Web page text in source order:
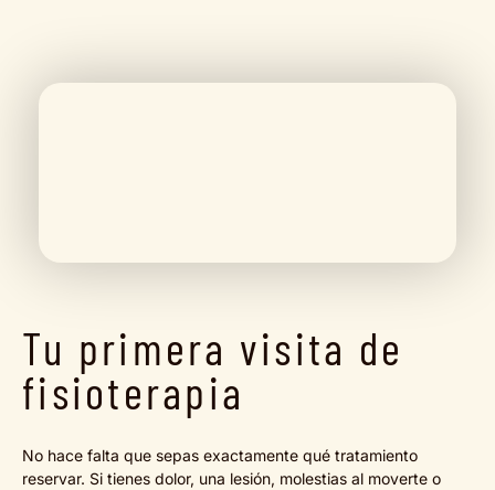
Tu primera visita de
fisioterapia
No hace falta que sepas exactamente qué tratamiento
reservar. Si tienes dolor, una lesión, molestias al moverte o